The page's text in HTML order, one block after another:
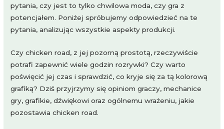
pytania, czy jest to tylko chwilowa moda, czy gra z
potencjałem. Poniżej spróbujemy odpowiedzieć na te
pytania, analizując wszystkie aspekty produkcji.
Czy chicken road, z jej pozorną prostotą, rzeczywiście
potrafi zapewnić wiele godzin rozrywki? Czy warto
poświęcić jej czas i sprawdzić, co kryje się za tą kolorową
grafiką? Dziś przyjrzymy się opiniom graczy, mechanice
gry, grafikie, dźwiękowi oraz ogólnemu wrażeniu, jakie
pozostawia chicken road.